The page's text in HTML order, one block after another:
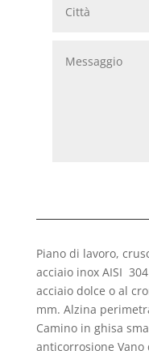
Piano di lavoro,
acciaio inox AISI
acciaio dolce o al
mm. Alzina
Camino in ghisa
anticorrosione